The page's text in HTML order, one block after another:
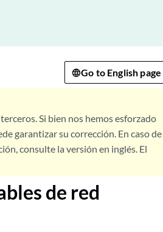
Go to English page
Si bien nos hemos esforzado
garantizar su corrección. En caso de
consulte la versión en inglés. El
de red